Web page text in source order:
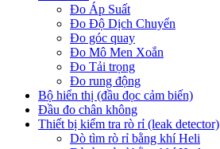
Đo Áp Suất
Đo Độ Dịch Chuyển
Đo góc quay
Đo Mô Men Xoắn
Đo Tải trọng
Đo rung động
Bộ hiển thị (đầu đọc cảm biến)
Đầu đo chân không
Thiết bị kiểm tra rò rỉ (leak detector)
Dò tìm rò rỉ bằng khí Heli